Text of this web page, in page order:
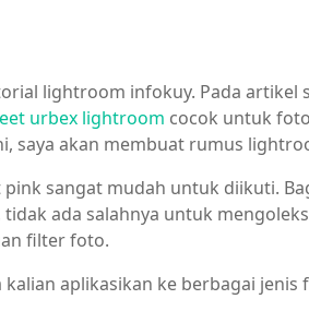
lightroom infokuy. Pada artikel
urbex lightroom cocok untuk
saya akan membuat rumus
sangat mudah untuk diikuti.
ada salahnya untuk
filter foto.
aplikasikan ke berbagai jenis